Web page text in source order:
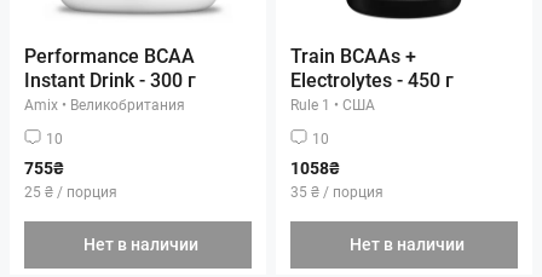
Performance BCAA
Instant Drink - 300 г
Amix • Великобритания
10
755₴
25 ₴ / порция
Нет в наличии
Train BCAAs +
Electrolytes - 450 г
Rule 1 • США
10
1058₴
35 ₴ / порция
Нет в наличии